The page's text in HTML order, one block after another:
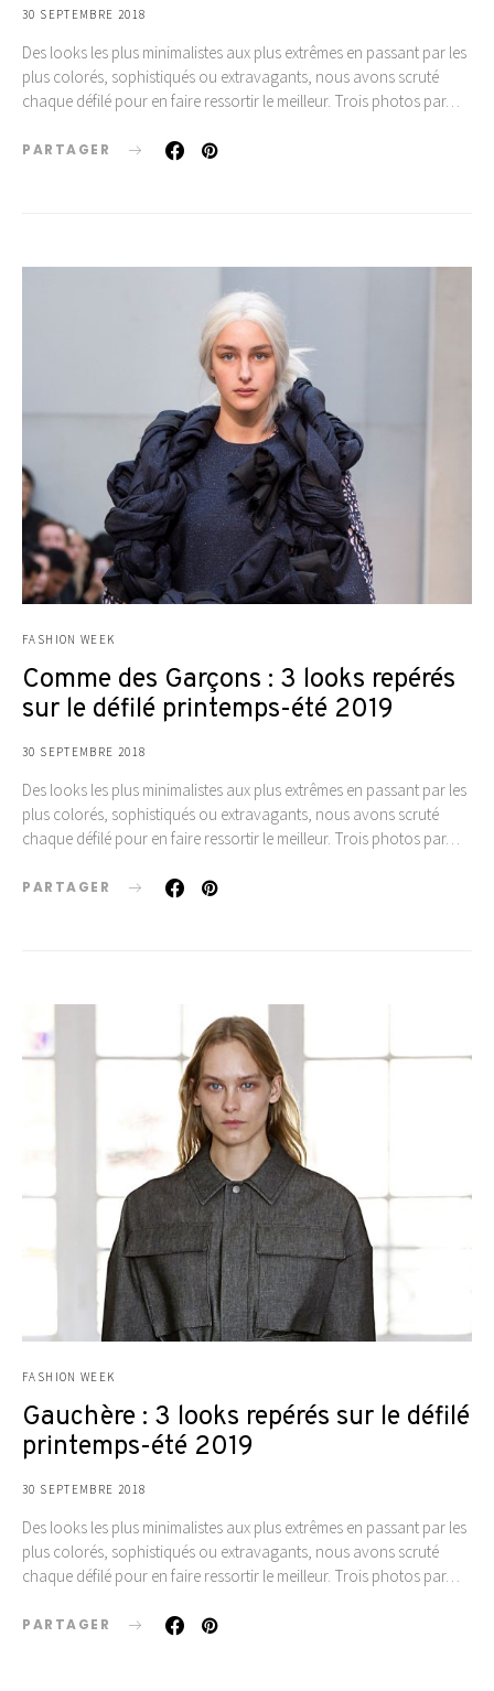
30 SEPTEMBRE 2018
Des looks les plus minimalistes aux plus extrêmes en passant par les
plus colorés, sophistiqués ou extravagants, nous avons scruté
chaque défilé pour en faire ressortir le meilleur. Trois photos par…
PARTAGER
FASHION WEEK
Comme des Garçons : 3 looks repérés
sur le défilé printemps-été 2019
30 SEPTEMBRE 2018
Des looks les plus minimalistes aux plus extrêmes en passant par les
plus colorés, sophistiqués ou extravagants, nous avons scruté
chaque défilé pour en faire ressortir le meilleur. Trois photos par…
PARTAGER
FASHION WEEK
Gauchère : 3 looks repérés sur le défilé
printemps-été 2019
30 SEPTEMBRE 2018
Des looks les plus minimalistes aux plus extrêmes en passant par les
plus colorés, sophistiqués ou extravagants, nous avons scruté
chaque défilé pour en faire ressortir le meilleur. Trois photos par…
PARTAGER